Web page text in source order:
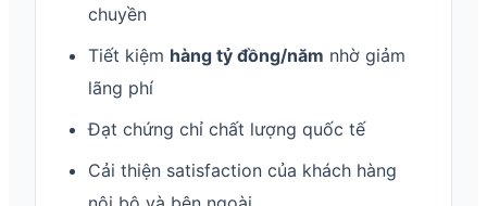
chuyền
Tiết kiệm hàng tỷ đồng/năm nhờ giảm
lãng phí
Đạt chứng chỉ chất lượng quốc tế
Cải thiện satisfaction của khách hàng